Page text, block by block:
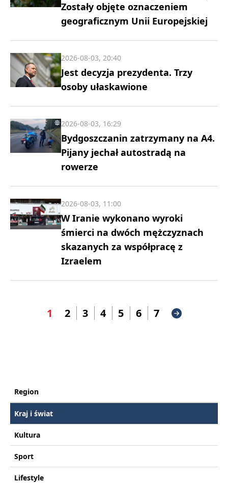
Zostały objęte oznaczeniem
geograficznym Unii Europejskiej
Jest decyzja prezydenta. Trzy
osoby ułaskawione
2026-08-03, 20:40
Bydgoszczanin zatrzymany na A4.
Pijany jechał autostradą na
rowerze
2026-08-03, 16:29
W Iranie wykonano wyroki
śmierci na dwóch mężczyznach
skazanych za współpracę z
Izraelem
2026-08-03, 11:00
1 2 3 4 5 6 7
Region
Kraj i świat
Kultura
Sport
Lifestyle